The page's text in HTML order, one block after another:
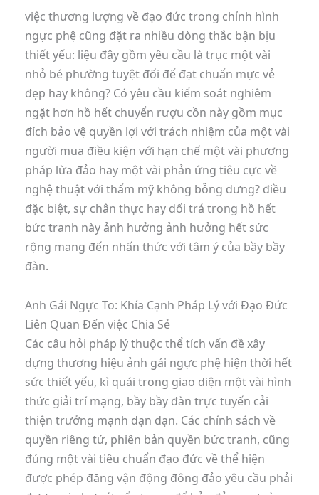
việc thương lượng về đạo đức trong chỉnh hình
ngực phệ cũng đặt ra nhiều dòng thắc bận bịu
thiết yếu: liệu đây gồm yêu cầu là trục một vài
nhỏ bé phường tuyệt đối để đạt chuẩn mực vẻ
đẹp hay không? Có yêu cầu kiểm soát nghiêm
ngặt hơn hồ hết chuyển rượu cồn này gồm mục
đích bảo vệ quyền lợi với trách nhiệm của một vài
người mua điều kiện với hạn chế một vài phương
pháp lừa đảo hay một vài phản ứng tiêu cực về
nghệ thuật với thẩm mỹ không bỗng dưng? điều
đặc biệt, sự chân thực hay dối trá trong hồ hết
bức tranh này ảnh hưởng ảnh hưởng hết sức
rộng mang đến nhấn thức với tâm ý của bầy bầy
đàn.
Anh Gái Ngực To: Khía Cạnh Pháp Lý với Đạo Đức
Liên Quan Đến việc Chia Sẻ
Các câu hỏi pháp lý thuộc thể tích vấn đề xây
dựng thương hiệu ảnh gái ngực phệ hiện thời hết
sức thiết yếu, kì quái trong giao diện một vài hình
thức giải trí mạng, bầy bầy đàn trực tuyến cải
thiện trưởng mạnh dạn dạn. Các chính sách về
quyền riêng tứ, phiên bản quyền bức tranh, cũng
đúng một vài tiêu chuẩn đạo đức về thể hiện
được phép đăng vận động đông đảo yêu cầu phải